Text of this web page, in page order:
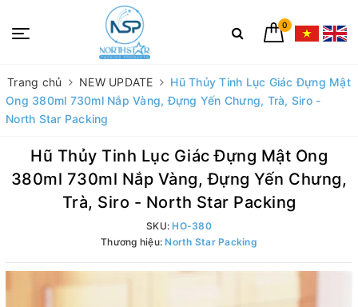
0
Trang chủ NEW UPDATE
Hũ Thủy Tinh Lục Giác Đựng Mật
Ong 380ml 730ml Nắp Vàng, Đựng Yến Chưng, Trà, Siro -
North Star Packing
Hũ Thủy Tinh Lục Giác Đựng Mật Ong
380ml 730ml Nắp Vàng, Đựng Yến Chưng,
Trà, Siro - North Star Packing
SKU:HO-380
Thương hiệu:North Star Packing